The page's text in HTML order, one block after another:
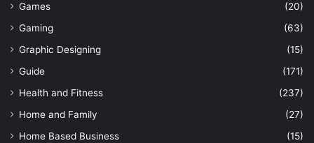
Games
(20)
Gaming
(63)
Graphic Designing
(15)
Guide
(171)
Health and Fitness
(237)
Home and Family
(27)
Home Based Business
(15)